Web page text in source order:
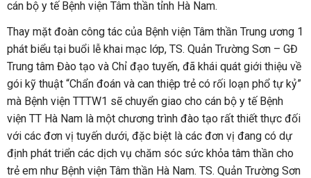
cán bộ y tế Bệnh viện Tâm thần tỉnh Hà Nam.
Thay mặt đoàn công tác của Bệnh viện Tâm thần Trung ương 1
phát biểu tại buổi lễ khai mạc lớp, TS. Quản Trường Sơn – GĐ
Trung tâm Đào tạo và Chỉ đạo tuyến, đã khái quát giới thiệu về
gói kỹ thuật “Chẩn đoán và can thiệp trẻ có rối loạn phổ tự kỷ”
mà Bệnh viện TTTW1 sẽ chuyển giao cho cán bộ y tế Bệnh
viện TT Hà Nam là một chương trình đào tạo rất thiết thực đối
với các đơn vị tuyến dưới, đặc biệt là các đơn vị đang có dự
định phát triển các dịch vụ chăm sóc sức khỏa tâm thần cho
trẻ em như Bệnh viện Tâm thần Hà Nam. TS. Quản Trường Sơn